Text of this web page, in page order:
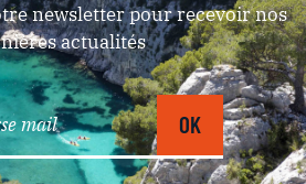
newsletter pour recevoir nos
actualités